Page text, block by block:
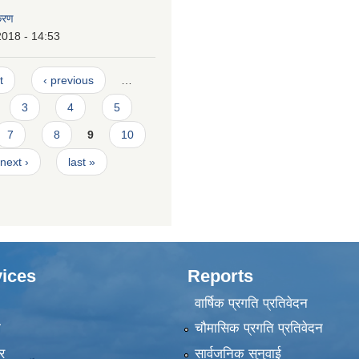
- 14:53
‹ previous
3 4 5
7 8 9 10
next › last »
Reports
वार्षिक प्रगति प्रतिवेदन
चौमासिक प्रगति प्रतिवेदन
सार्वजनिक सुनुवाई